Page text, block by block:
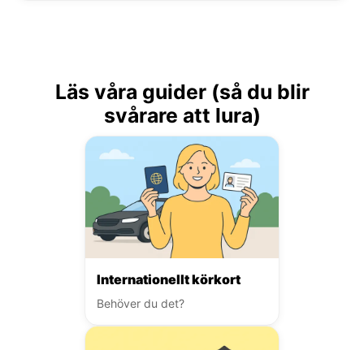
Läs våra guider (så du blir
svårare att lura)
Internationellt körkort
Behöver du det?